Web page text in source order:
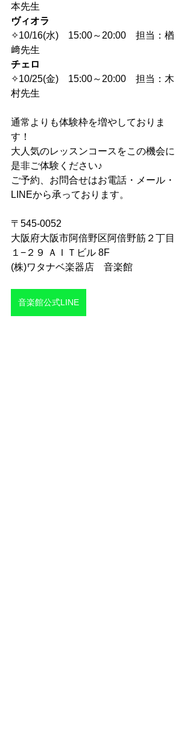
本先生
ヴィオラ
✧10/16(水)　15:00～20:00　担当：楢
﨑先生
チェロ
✧10/25(金)　15:00～20:00　担当：木
村先生
通常よりも体験枠を増やしておりま
す！
大人気のレッスンコースをこの機会に
是非ご体験ください♪
ご予約、お問合せはお電話・メール・
LINEから承っております。
〒545-0052
大阪府大阪市阿倍野区阿倍野筋２丁目
１−２９ ＡＩＴビル 8F
(株)ワタナベ楽器店　音楽館
音楽館公式LINE